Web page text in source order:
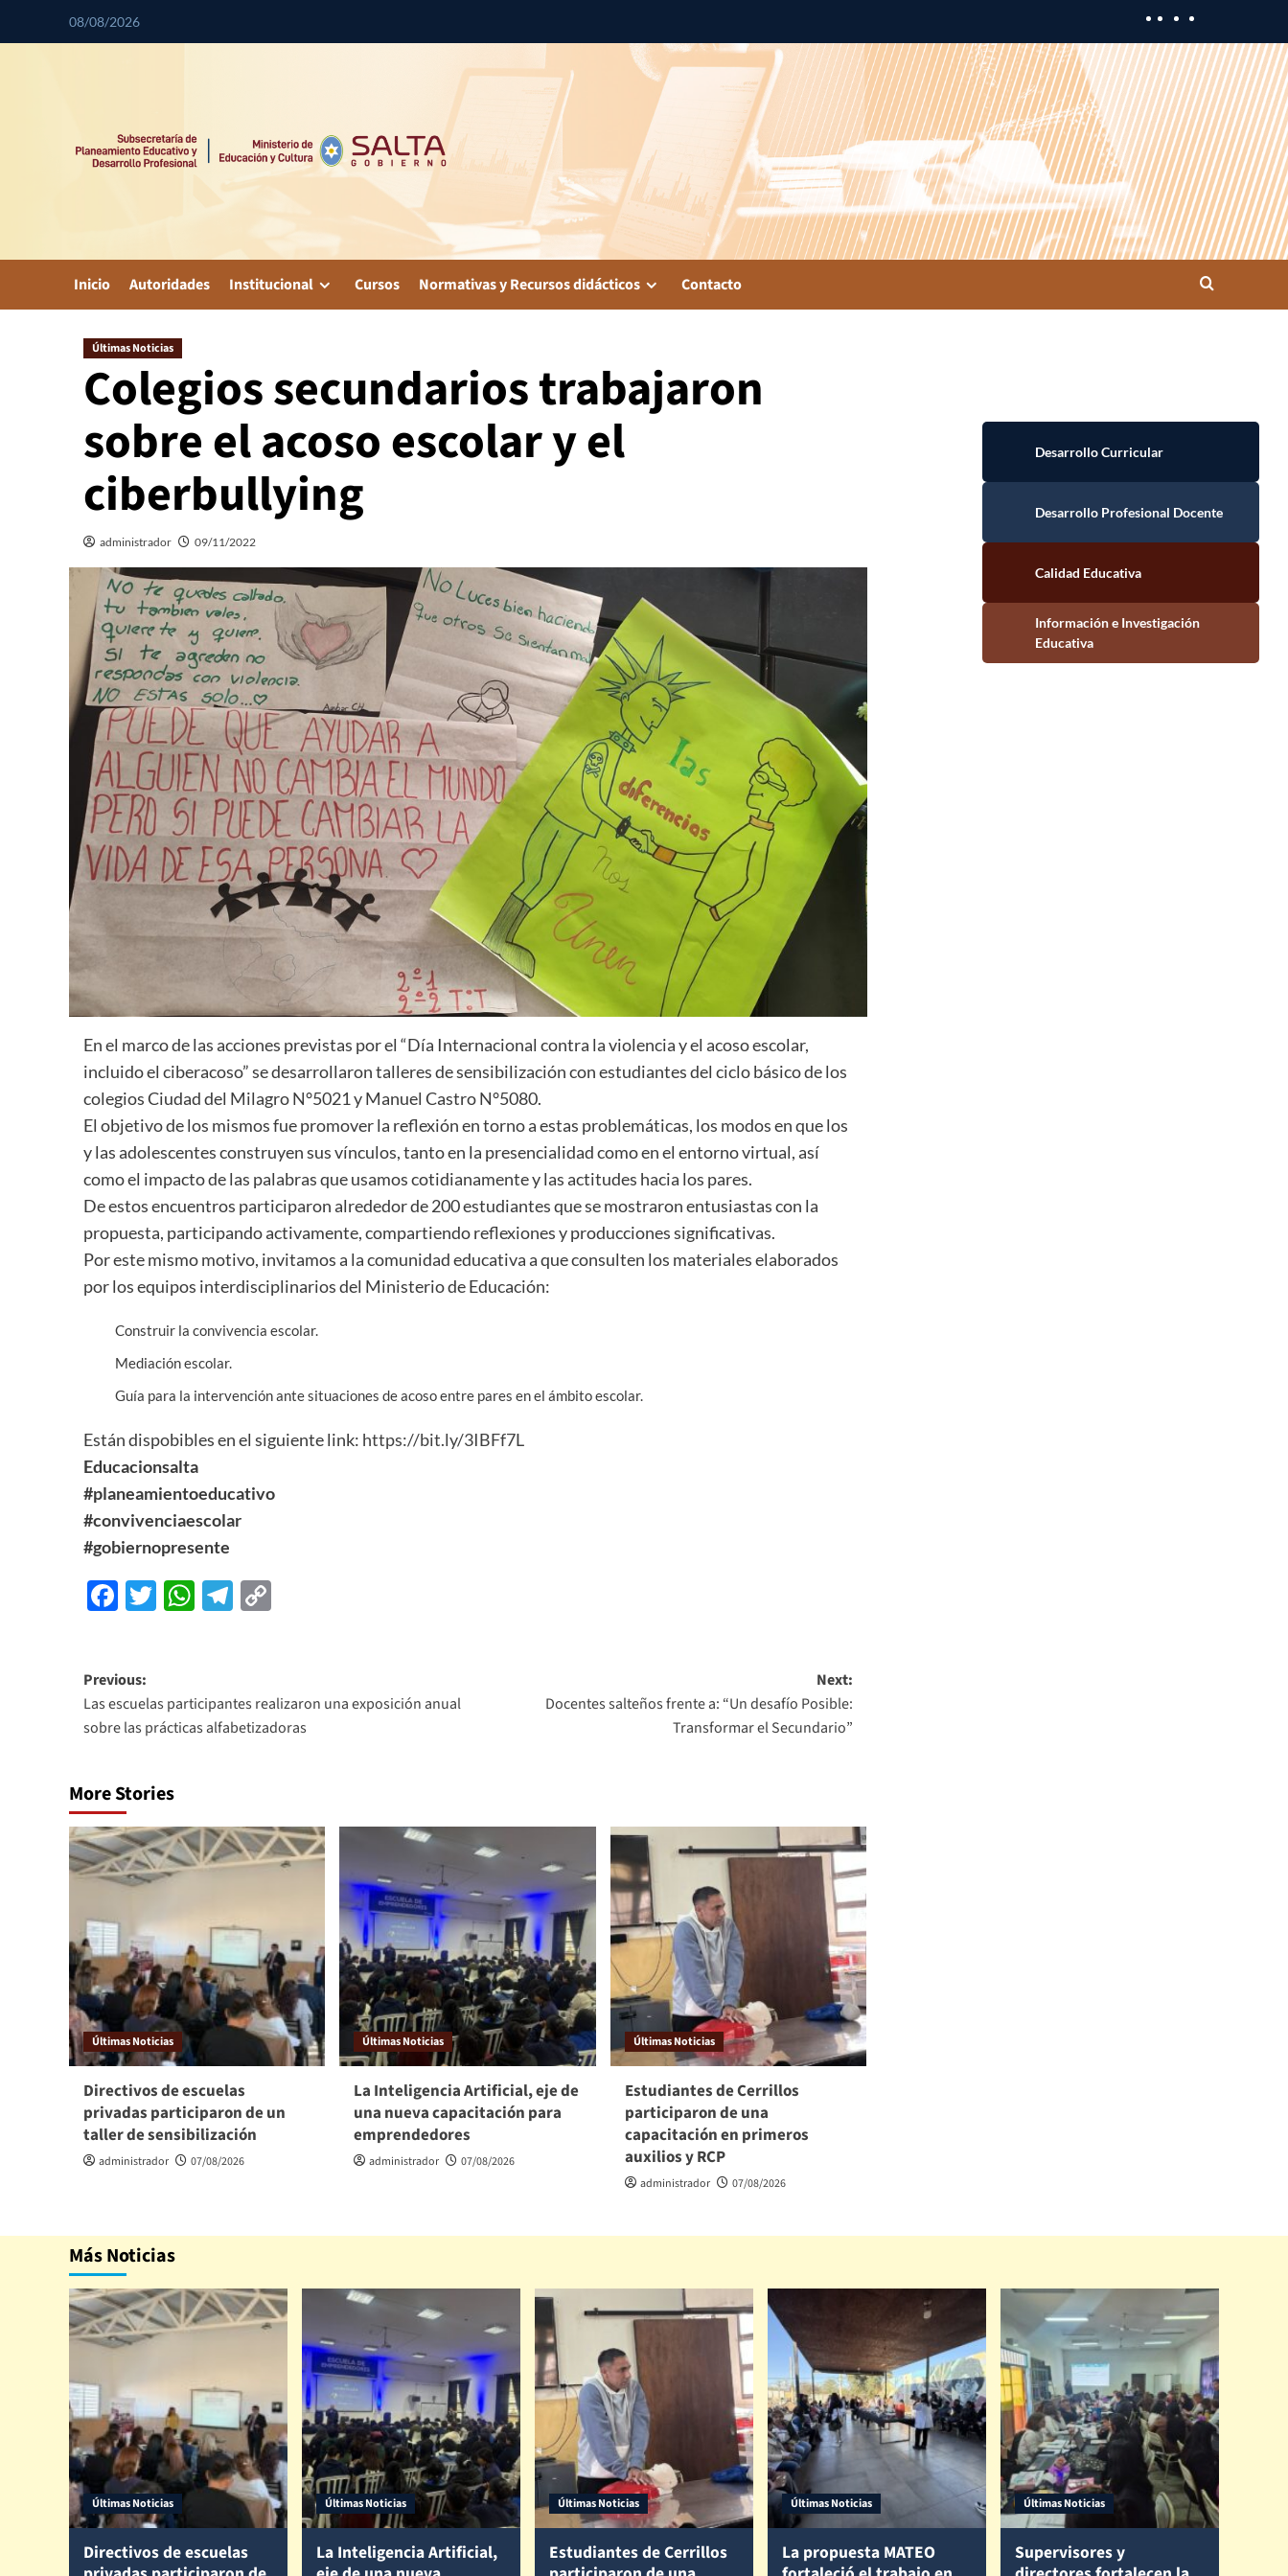
08/08/2026
Inicio Autoridades Institucional Cursos Normativas y Recursos didácticos Contacto
Últimas Noticias
Colegios secundarios trabajaron
sobre el acoso escolar y el
ciberbullying
administrador 09/11/2022
En el marco de las acciones previstas por el “Día Internacional contra la violencia y el acoso escolar,
incluido el ciberacoso” se desarrollaron talleres de sensibilización con estudiantes del ciclo básico de los
colegios Ciudad del Milagro N°5021 y Manuel Castro N°5080.
El objetivo de los mismos fue promover la reflexión en torno a estas problemáticas, los modos en que los
y las adolescentes construyen sus vínculos, tanto en la presencialidad como en el entorno virtual, así
como el impacto de las palabras que usamos cotidianamente y las actitudes hacia los pares.
De estos encuentros participaron alrededor de 200 estudiantes que se mostraron entusiastas con la
propuesta, participando activamente, compartiendo reflexiones y producciones significativas.
Por este mismo motivo, invitamos a la comunidad educativa a que consulten los materiales elaborados
por los equipos interdisciplinarios del Ministerio de Educación:
Construir la convivencia escolar.
Mediación escolar.
Guía para la intervención ante situaciones de acoso entre pares en el ámbito escolar.
Están dispobibles en el siguiente link: https://bit.ly/3IBFf7L
Educacionsalta
#planeamientoeducativo
#convivenciaescolar
#gobiernopresente
Facebook
Twitter
WhatsApp
Telegram
Previous:
Las escuelas participantes realizaron una exposición anual
sobre las prácticas alfabetizadoras
Next:
Docentes salteños frente a: “Un desafío Posible:
Transformar el Secundario”
More Stories
Últimas Noticias
Directivos de escuelas
privadas participaron de un
taller de sensibilización
administrador 07/08/2026
Últimas Noticias
La Inteligencia Artificial, eje de
una nueva capacitación para
emprendedores
administrador 07/08/2026
Últimas Noticias
Estudiantes de Cerrillos
participaron de una
capacitación en primeros
auxilios y RCP
administrador 07/08/2026
Información e Investigación Educativa
Más Noticias
Últimas Noticias
Directivos de escuelas
Últimas Noticias
La Inteligencia Artificial,
Últimas Noticias
Estudiantes de Cerrillos
Últimas Noticias
La propuesta MATEO
Últimas Noticias
Supervisores y